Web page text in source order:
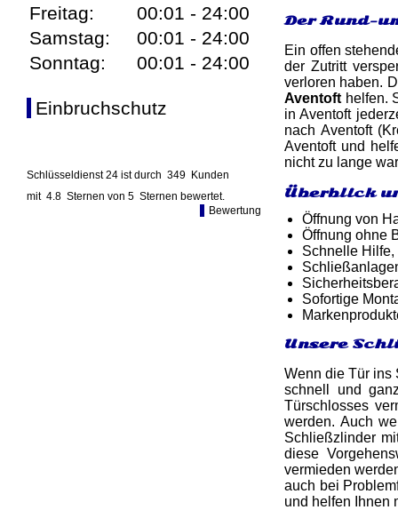
Freitag:
00:01 - 24:00
Samstag:
00:01 - 24:00
Sonntag:
00:01 - 24:00
Einbruchschutz
Schlüsseldienst 24 ist durch 349 Kunden
mit 4.8 Sternen von 5 Sternen bewertet.
Bewertung
Der Rund-
Ein offen
der Zutritt
verloren haben.
Aventoft helfen.
in Aventoft
nach Aventoft
Aventoft und
nicht zu lange
Überblick
Öffnung von
Öffnung ohne
Schnelle Hilfe,
Sofortige
Unsere
Wenn die Tür ins
schnell und
Türschlosses
werden. Auch
Schließzlinder
diese
vermieden
auch bei
und helfen Ihnen